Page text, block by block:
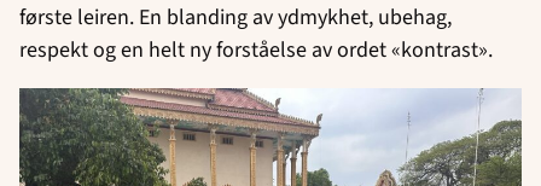
første leiren. En blanding av ydmykhet, ubehag,
respekt og en helt ny forståelse av ordet «kontrast».